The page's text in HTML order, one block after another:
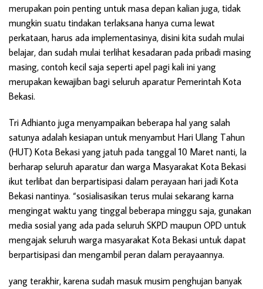
merupakan poin penting untuk masa depan kalian juga, tidak
mungkin suatu tindakan terlaksana hanya cuma lewat
perkataan, harus ada implementasinya, disini kita sudah mulai
belajar, dan sudah mulai terlihat kesadaran pada pribadi masing
masing, contoh kecil saja seperti apel pagi kali ini yang
merupakan kewajiban bagi seluruh aparatur Pemerintah Kota
Bekasi.
Tri Adhianto juga menyampaikan beberapa hal yang salah
satunya adalah kesiapan untuk menyambut Hari Ulang Tahun
(HUT) Kota Bekasi yang jatuh pada tanggal 10 Maret nanti, Ia
berharap seluruh aparatur dan warga Masyarakat Kota Bekasi
ikut terlibat dan berpartisipasi dalam perayaan hari jadi Kota
Bekasi nantinya. “sosialisasikan terus mulai sekarang karna
mengingat waktu yang tinggal beberapa minggu saja, gunakan
media sosial yang ada pada seluruh SKPD maupun OPD untuk
mengajak seluruh warga masyarakat Kota Bekasi untuk dapat
berpartisipasi dan mengambil peran dalam perayaannya.
yang terakhir, karena sudah masuk musim penghujan banyak